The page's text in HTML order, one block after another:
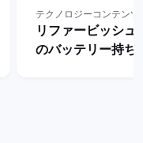
テクノロジーコンテンツ
リファービッシュ
のバッテリー持ち